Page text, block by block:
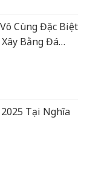
Cùng Đặc Biệt
Bằng Đá
Tại Nghĩa